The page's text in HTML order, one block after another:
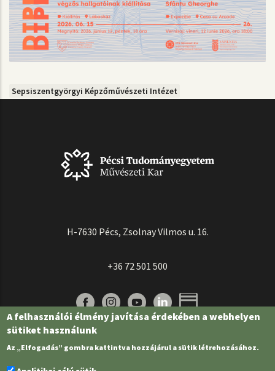
Sepsiszentgyörgyi Képzőművészeti Intézet
H-7630 Pécs, Zsolnay Vilmos u. 16.
+36 72 501 500
A felhasználói élmény javítása érdekében a webhelyen
sütiket használunk
Az „Elfogadás” gombra kattintva hozzájárul a sütik létrehozásához.